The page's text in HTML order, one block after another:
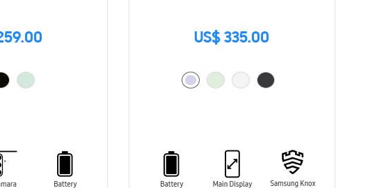
US$ 335.00